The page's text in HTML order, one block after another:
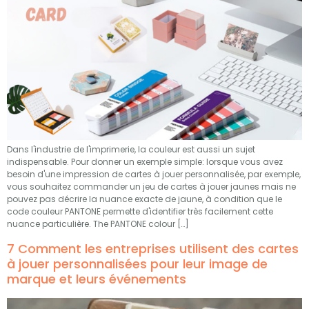
Dans l'industrie de l'imprimerie, la couleur est aussi un sujet
indispensable. Pour donner un exemple simple: lorsque vous avez
besoin d'une impression de cartes à jouer personnalisée, par exemple,
vous souhaitez commander un jeu de cartes à jouer jaunes mais ne
pouvez pas décrire la nuance exacte de jaune, à condition que le
code couleur PANTONE permette d'identifier très facilement cette
nuance particulière. The PANTONE colour […]
7 Comment les entreprises utilisent des cartes
à jouer personnalisées pour leur image de
marque et leurs événements